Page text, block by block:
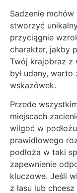
Sadzenie
stworzyć
przyciągnie
charakter, jakby
Twój krajobraz z
był udany,
wskazówek.
Przede
miejscach
wilgoć w
prawidłowego
podłoża w taki
zapewnienie
kluczowe. Jeśli
z lasu lub